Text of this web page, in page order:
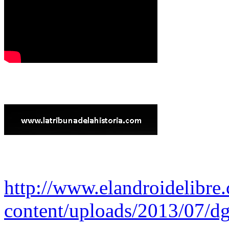
http://
content/uploads/2013/07/